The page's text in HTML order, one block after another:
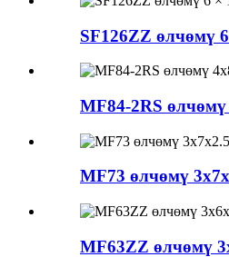
SF126ZZ өлчөмү
MF84-2RS
MF73 өлчөмү
MF63ZZ өлчөмү